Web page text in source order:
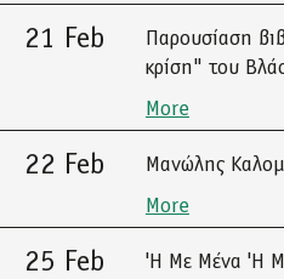
21 Feb
Παρουσίαση
κρίση" του
More
22 Feb
Μανώλης
More
25 Feb
'Η Με Μένα 'Η